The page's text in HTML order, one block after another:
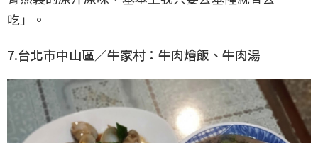
吃」。
7.台北市中山區／牛家村：牛肉燴飯、牛肉湯